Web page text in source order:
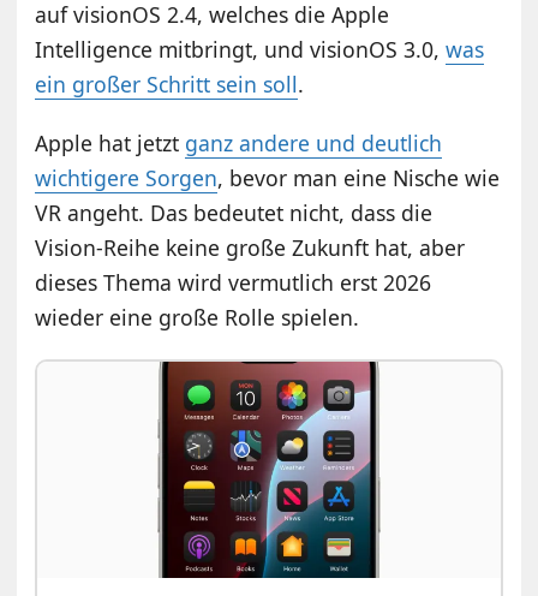
auf visionOS 2.4, welches die Apple
Intelligence mitbringt, und visionOS 3.0,was
ein großer Schritt sein soll.
Apple hat jetzt ganz andere und deutlich
wichtigere Sorgen, bevor man eine Nische wie
VR angeht. Das bedeutet nicht, dass die
Vision-Reihe keine große Zukunft hat, aber
dieses Thema wird vermutlich erst 2026
wieder eine große Rolle spielen.